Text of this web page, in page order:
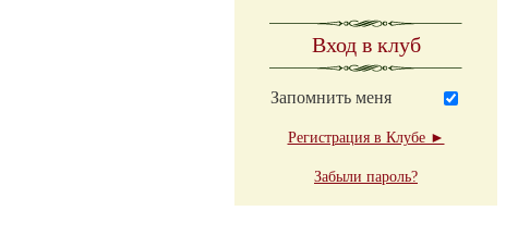
Вход в клуб
Запомнить меня
Регистрация в Клубе ►
Забыли пароль?